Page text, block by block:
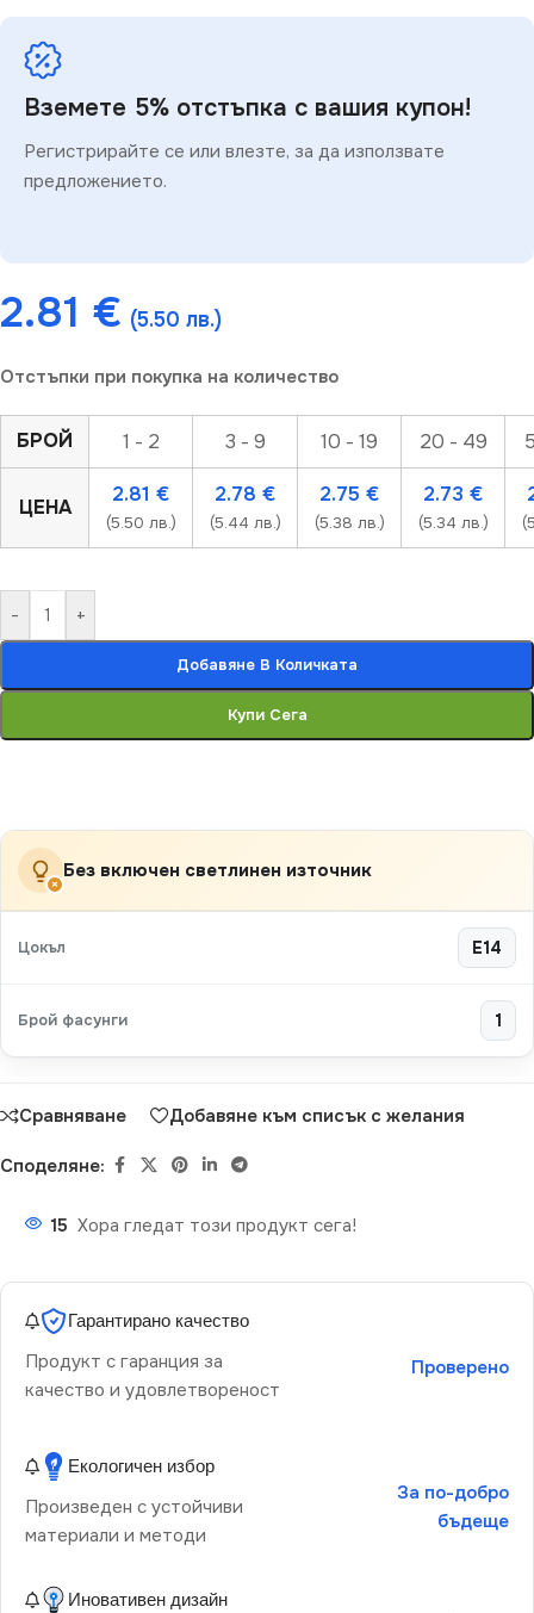
Вземете 5% отстъпка с вашия купон!
Регистрирайте се или влезте, за да използвате
предложението.
2.81 € (5.50 лв.)
Отстъпки при покупка на количество
БРОЙ 1 - 2 3 - 9 10 - 19 20 - 49
ЦЕНА
2.81 €
(5.50 лв.)
2.78 €
(5.44 лв.)
2.75 €
(5.38 лв.)
2.73 €
(5.34 лв.)
- +
Добавяне В Количката
Купи Сега
×
Без включен светлинен източник
Цокъл E14
Брой фасунги 1
Сравняване Добавяне към списък с желания
Споделяне:
15 Хора гледат този продукт сега!
Гарантирано качество
Продукт с гаранция за
качество и удовлетвореност
Проверено
Екологичен избор
Произведен с устойчиви
материали и методи
За по-добро
бъдеще
Иновативен дизайн